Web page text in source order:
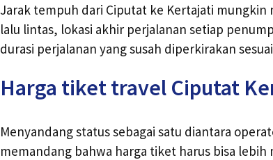
Jarak tempuh dari Ciputat ke Kertajati mungkin
lalu lintas, lokasi akhir perjalanan setiap
durasi perjalanan yang susah diperkirakan
Harga tiket travel Ciputat
Menyandang status sebagai satu diantara
memandang bahwa harga tiket harus bisa